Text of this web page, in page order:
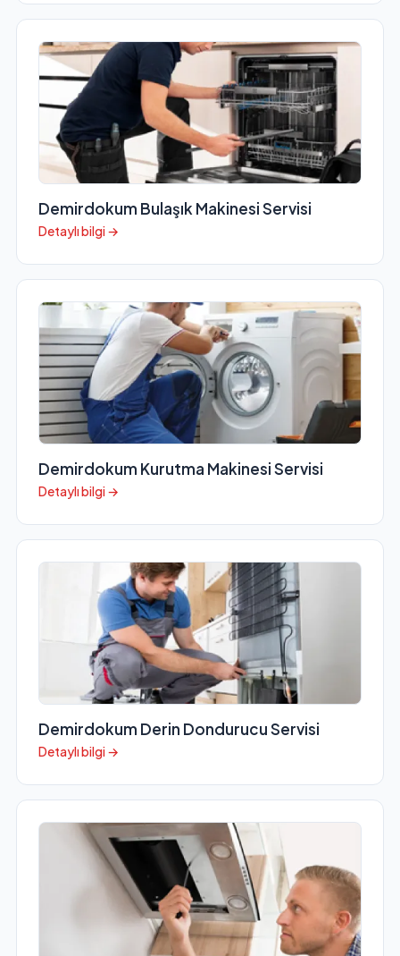
Demirdokum Bulaşık Makinesi Servisi
Detaylı bilgi →
Demirdokum Kurutma Makinesi Servisi
Detaylı bilgi →
Demirdokum Derin Dondurucu Servisi
Detaylı bilgi →